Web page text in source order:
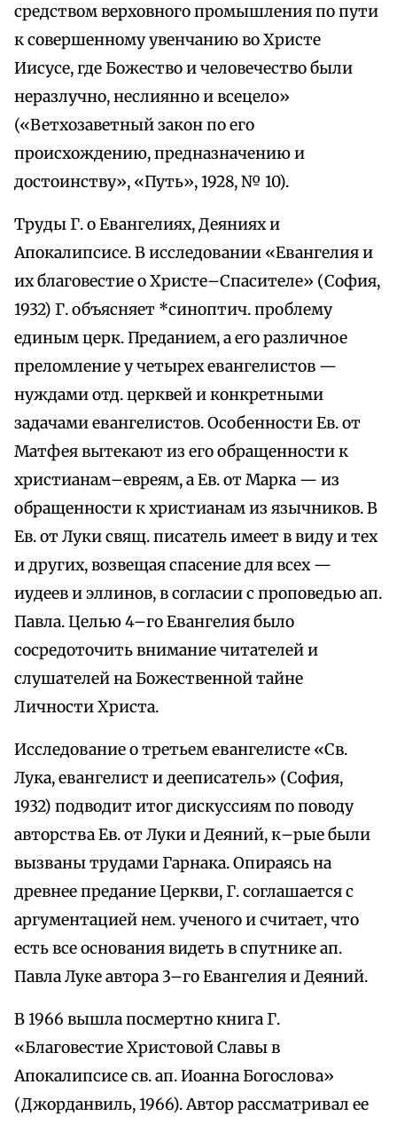
средством верховного промышления по пути
к совершенному увенчанию во Христе
Иисусе, где Божество и человечество были
неразлучно, неслиянно и всецело»
(«Ветхозаветный закон по его
происхождению, предназначению и
достоинству», «Путь», 1928, № 10).
Труды Г. о Евангелиях, Деяниях и
Апокалипсисе. В исследовании «Евангелия и
их благовестие о Христе–Спасителе» (София,
1932) Г. объясняет *синоптич. проблему
единым церк. Преданием, а его различное
преломление у четырех евангелистов —
нуждами отд. церквей и конкретными
задачами евангелистов. Особенности Ев. от
Матфея вытекают из его обращенности к
христианам–евреям, а Ев. от Марка — из
обращенности к христианам из язычников. В
Ев. от Луки свящ. писатель имеет в виду и тех
и других, возвещая спасение для всех —
иудеев и эллинов, в согласии с проповедью ап.
Павла. Целью 4–го Евангелия было
сосредоточить внимание читателей и
слушателей на Божественной тайне
Личности Христа.
Исследование о третьем евангелисте «Св.
Лука, евангелист и дееписатель» (София,
1932) подводит итог дискуссиям по поводу
авторства Ев. от Луки и Деяний, к–рые были
вызваны трудами Гарнака. Опираясь на
древнее предание Церкви, Г. соглашается с
аргументацией нем. ученого и считает, что
есть все основания видеть в спутнике ап.
Павла Луке автора 3–го Евангелия и Деяний.
В 1966 вышла посмертно книга Г.
«Благовестие Христовой Славы в
Апокалипсисе св. ап. Иоанна Богослова»
(Джорданвиль, 1966). Автор рассматривал ее